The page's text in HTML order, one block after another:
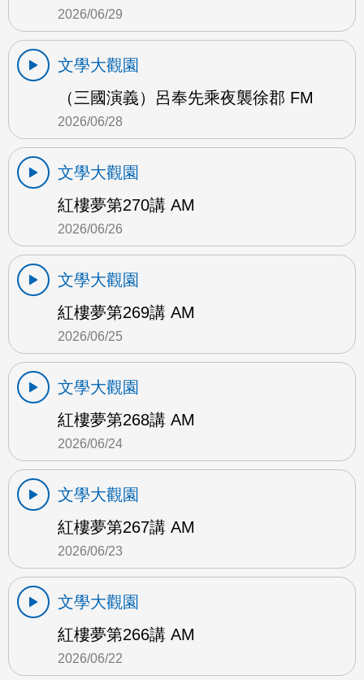
2026/06/29
文學大觀園
（三國演義）呂奉先乘夜襲徐郡 FM
2026/06/28
文學大觀園
紅樓夢第270講 AM
2026/06/26
文學大觀園
紅樓夢第269講 AM
2026/06/25
文學大觀園
紅樓夢第268講 AM
2026/06/24
文學大觀園
紅樓夢第267講 AM
2026/06/23
文學大觀園
紅樓夢第266講 AM
2026/06/22